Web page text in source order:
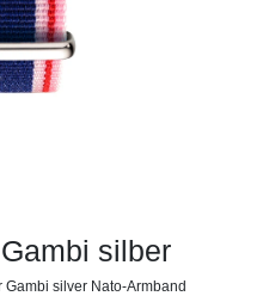
silber
silver Nato-Armband